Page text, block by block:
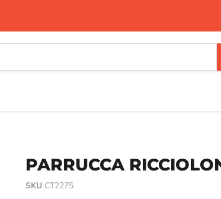
PARRUCCA
SKU CT2275